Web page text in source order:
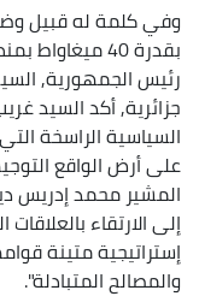
وفي كلمة له قبيل
بقدرة 40
رئيس الجمهورية,
جزائرية, أكد السيد
السياسية الراسخة
على أرض الواقع
المشير محمد إدريس
إلى الارتقاء
إستراتيجية متينة
والمصالح المتبادلة".